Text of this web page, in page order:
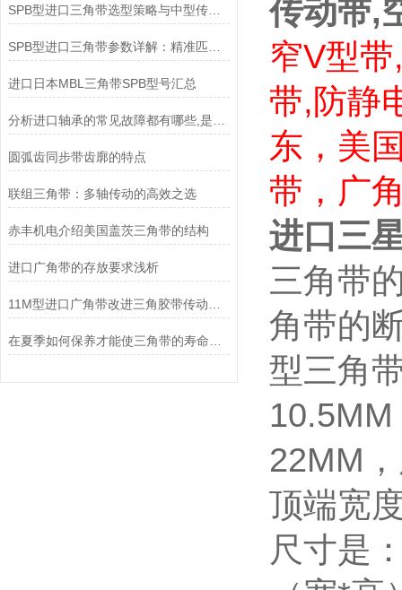
SPB型进口三角带选型策略与中型传动适配要点
进口日本MBL三角带SPB型号汇总
圆弧齿同步带齿廓的特点
联组三角带：多轴传动的高效之选
赤丰机电介绍美国盖茨三角带的结构
进口广角带的存放要求浅析
传动带,
窄V型
带,防静
东，美
带，广
进口三
三角带
角带的
型三角
22MM
顶端宽
尺寸是